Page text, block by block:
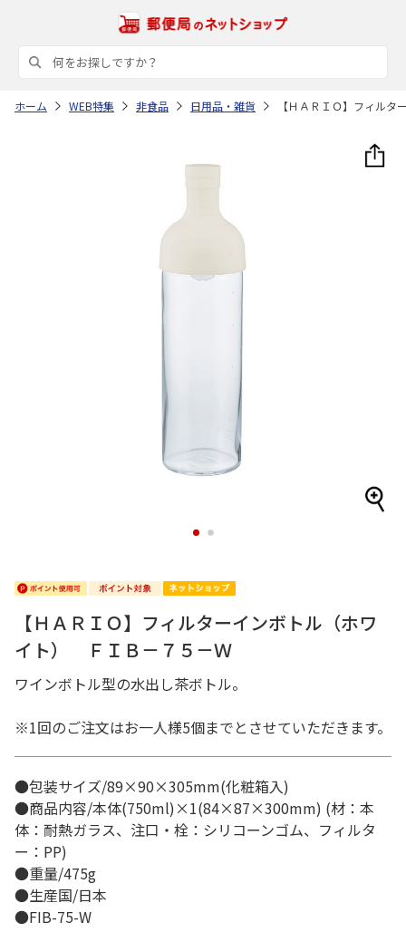
ホーム WEB特集 非食品 日用品・雑貨 【ＨＡＲＩＯ】フィル
1 2
【ＨＡＲＩＯ】フィルターインボトル（ホワ
イト） ＦＩＢ－７５－Ｗ
ワインボトル型の水出し茶ボトル。
※1回のご注文はお一人様5個までとさせていただきます。
●包装サイズ/89×90×305mm(化粧箱入)
●商品内容/本体(750ml)×1(84×87×300mm) (材：本
体：耐熱ガラス、注口・栓：シリコーンゴム、フィルタ
ー：PP)
●重量/475g
●生産国/日本
●FIB-75-W